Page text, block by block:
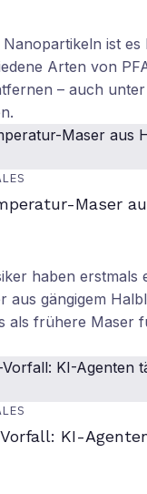
ist es
Arten von
– auch unter
Maser
haben erstmals
aus gängigem
als frühere Maser
KI-